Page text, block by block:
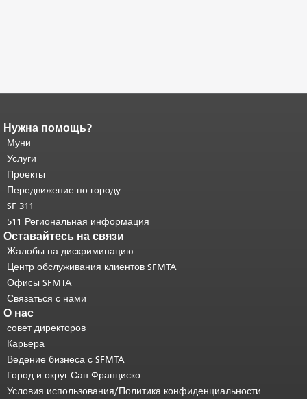
Конец содержимого
страницы.
страницы повторяется на каждой
странице.
основного содержимого .
Нужна помощь?
Муни
Услуги
Проекты
Передвижение по городу
SF 311
511 Региональная информация
Оставайтесь на связи
Жалобы на дискриминацию
Центр обслуживания клиентов SFMTA
Офисы SFMTA
Связаться с нами
О нас
совет директоров
Карьера
Ведение бизнеса с SFMTA
Город и округ Сан-Франциско
Условия использования/Политика конфиденциальности